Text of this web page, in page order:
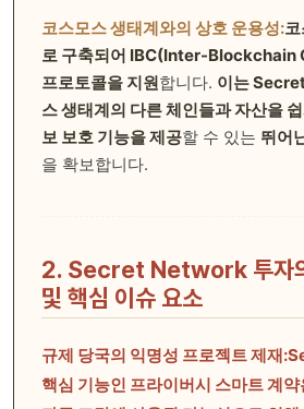
코스모스 생태계와의 상호 운용성:
로 구축되어 IBC(Inter-
프로토콜을 지원합니다. 이는
스 생태계의 다른 체인들과 자산을
보 보호 기능을 제공할 수 있는 뛰어
을 확보합니다.
2. Secret Network 투자
및 핵심 이슈 요소
규제 당국의 익명성 프로젝트 제재:
핵심 기능인 프라이버시 스마트 계